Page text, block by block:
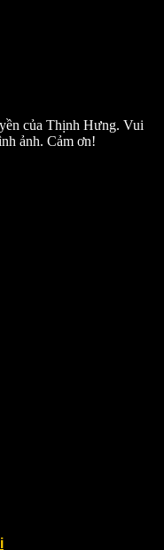
của Thịnh Hưng. Vui
ảnh. Cảm ơn!